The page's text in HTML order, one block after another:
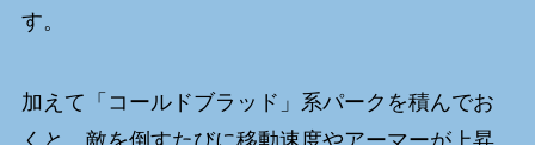
す。
加えて「コールドブラッド」系パークを積んでお